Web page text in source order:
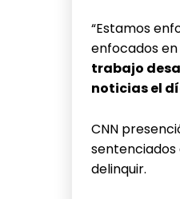
“Estamos
enfocados
trabajo
noticias el
CNN
sentenciados
delinquir.